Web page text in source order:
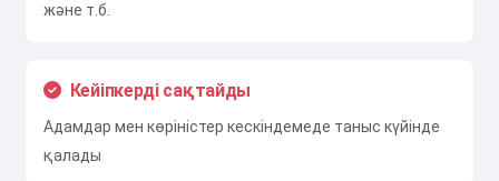
және т.б.
Кейіпкерді сақтайды
Адамдар мен көріністер кескіндемеде таныс күйінде
қалады